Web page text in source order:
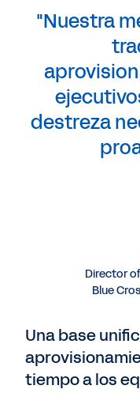
"Nuestra
destreza
Director
Blue
Una base
tiempo a los